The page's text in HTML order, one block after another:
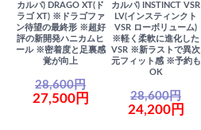
カルパ) DRAGO XT(ド
ラゴ XT) ※ドラゴファ
ン待望の最終形 ※超好
評の新開発ハニカムヒ
ール ※密着度と足裏感
覚が向上
28,600円
27,500円
カルパ) INSTINCT VSR
LV(インスティンクト
VSR ローボリューム)
※軽く柔軟に進化した
VSR ※新ラストで異次
元フィット感 ※予約も
OK
28,600円
24,200円